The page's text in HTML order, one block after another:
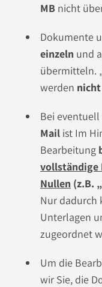
MB nicht
Dokumente
einzeln und
übermitteln.
werden
Bei
Mail ist Im
Bearbeitung
vollständige
Nullen (z.B.
Nur dadurch
Unterlagen
zugeordnet
Um die
wir Sie, die